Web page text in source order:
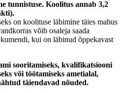
tunnistuse. Koolitus annab 3,2
on koolituse läbimine täies mahus
võib osaleja saada
kui on läbinud õppekavast
sooritamiseks, kvalifikatsiooni
või töötamiseks ametialal,
täiendavad nõuded.